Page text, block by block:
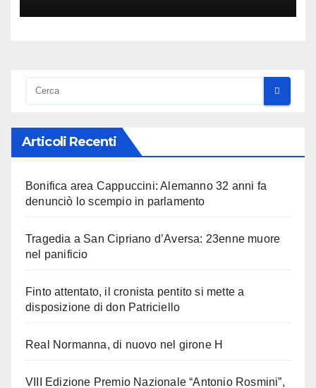
Articoli Recenti
Bonifica area Cappuccini: Alemanno 32 anni fa
denunciò lo scempio in parlamento
Tragedia a San Cipriano d’Aversa: 23enne muore
nel panificio
Finto attentato, il cronista pentito si mette a
disposizione di don Patriciello
Real Normanna, di nuovo nel girone H
VIII Edizione Premio Nazionale “Antonio Rosmini”,